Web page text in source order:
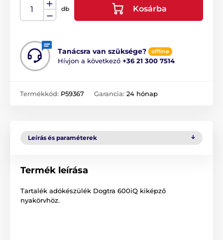
db Kosárba
Tanácsra van szüksége? offline
Hívjon a következő +36 21 300 7514
Termékkód: P59367 Garancia: 24 hónap
Leírás és paraméterek
Termék leírása
Tartalék adókészülék Dogtra 600iQ kiképző
nyakörvhöz.